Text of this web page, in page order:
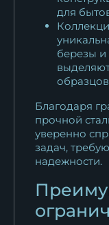
для
березы и
Благодаря
прочной
уверенно
задач,
надежности.